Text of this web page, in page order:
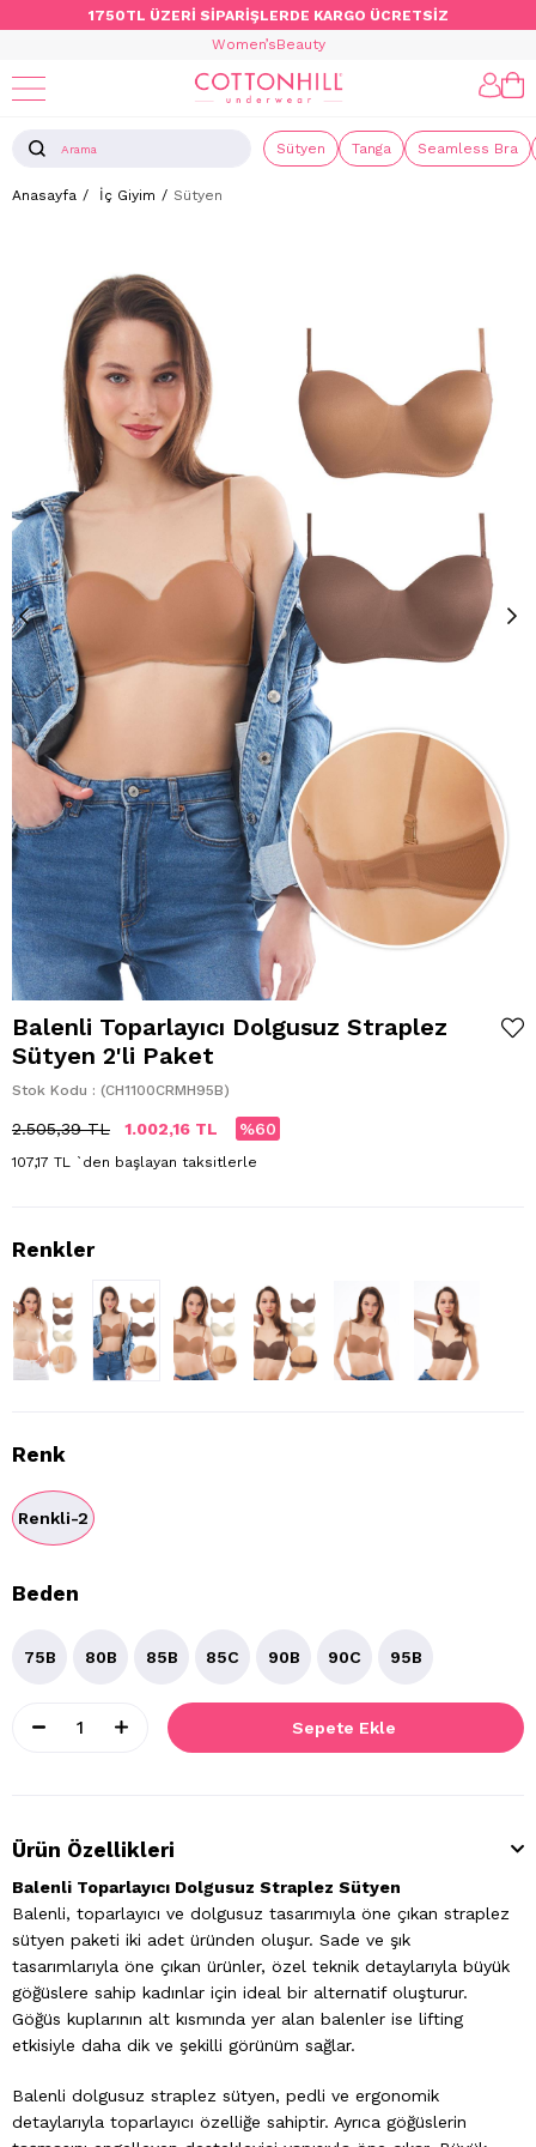
1750TL ÜZERİ SİPARİŞLERDE KARGO ÜCRETSİZ
Women’sBeauty
Sütyen Tanga Seamless Bra
Anasayfa İç Giyim Sütyen
Balenli Toparlayıcı Dolgusuz Straplez
Sütyen 2'li Paket
Stok Kodu (CH1100CRMH95B)
2.505,39 TL 1.002,16 TL 60
107,17 TL `den başlayan taksitlerle
Renk
Renkli-2
Beden
75B 80B 85B 85C 90B 90C 95B
Ürün Özellikleri
Balenli Toparlayıcı Dolgusuz Straplez Sütyen
Balenli, toparlayıcı ve dolgusuz tasarımıyla öne çıkan straplez
sütyen paketi iki adet üründen oluşur. Sade ve şık
tasarımlarıyla öne çıkan ürünler, özel teknik detaylarıyla büyük
göğüslere sahip kadınlar için ideal bir alternatif oluşturur.
Göğüs kuplarının alt kısmında yer alan balenler ise lifting
etkisiyle daha dik ve şekilli görünüm sağlar.
Balenli dolgusuz straplez sütyen, pedli ve ergonomik
detaylarıyla toparlayıcı özelliğe sahiptir. Ayrıca göğüslerin